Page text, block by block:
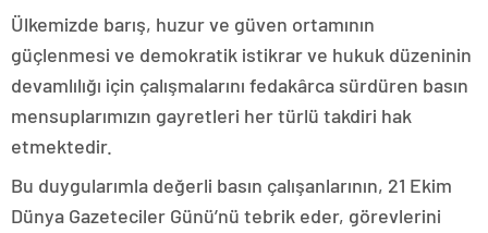
Ülkemizde barış, huzur ve güven ortamının
güçlenmesi ve demokratik istikrar ve hukuk düzeninin
devamlılığı için çalışmalarını fedakârca sürdüren basın
mensuplarımızın gayretleri her türlü takdiri hak
etmektedir.
Bu duygularımla değerli basın çalışanlarının, 21 Ekim
Dünya Gazeteciler Günü’nü tebrik eder, görevlerini